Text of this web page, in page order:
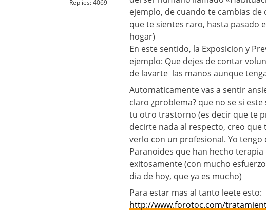
Replies:4069
ejemplo, de cuando te cambias de
que te sientes raro, hasta pasado
hogar)
En este sentido, la Exposicion y
ejemplo: Que dejes de contar
de lavarte las manos aunque
Automaticamente vas a sentir
claro ¿problema? que no se si
tu otro trastorno (es decir que te
decirte nada al respecto, creo que
verlo con un profesional. Yo
Paranoides que han hecho
exitosamente (con mucho
dia de hoy, que ya es mucho)
Para estar mas al tanto leete esto:
http://www.forotoc.com/